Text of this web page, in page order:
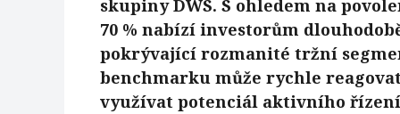
skupiny DWS. S ohledem na
70 % nabízí investorům
pokrývající rozmanité tržní
benchmarku může rychle
využívat potenciál aktivního